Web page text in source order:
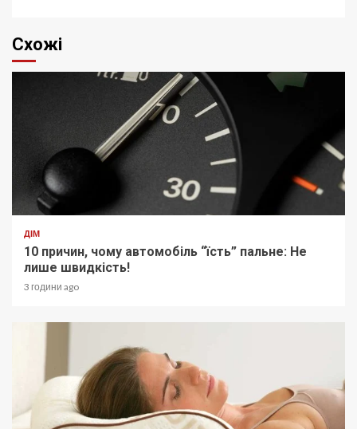
Схожі
ДІМ
10 причин, чому автомобіль “їсть” пальне: Не
лише швидкість!
3 години ago